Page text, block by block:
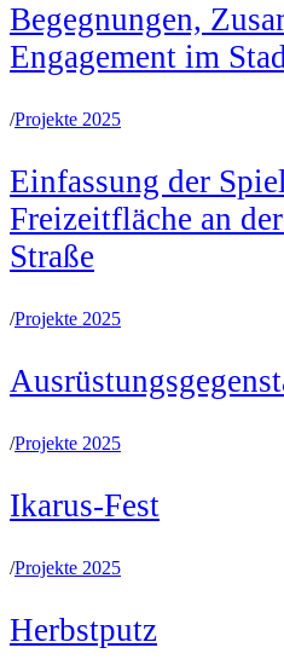
Begegnungen,
Engagement im
/Projekte 2025
Einfassung der
Freizeitfläche an
Straße
/Projekte 2025
/Projekte 2025
Ikarus-Fest
/Projekte 2025
Herbstputz